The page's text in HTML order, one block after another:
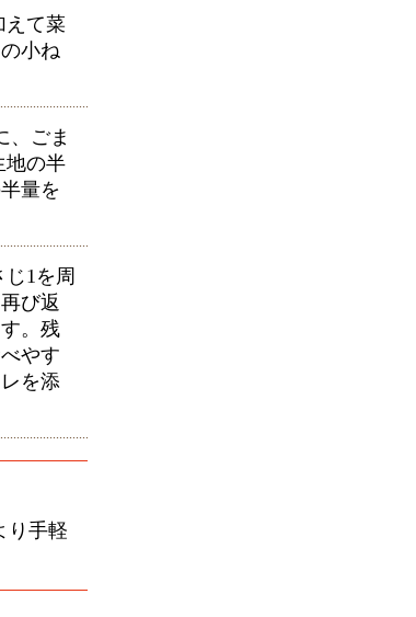
えて菜
小ね
、ごま
地の半
量を
1を周
び返
。残
やす
を添
り手軽